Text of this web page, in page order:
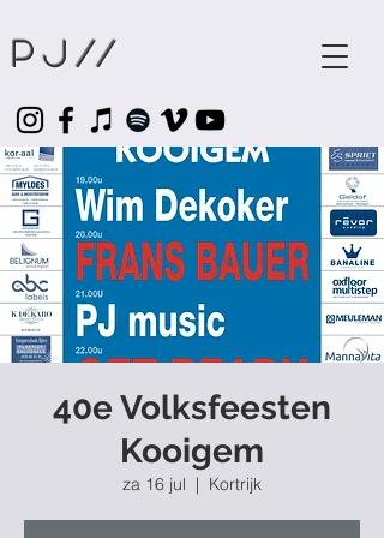
Pj //
40e Volksfeesten
Kooigem
za 16 jul
  |
Kortrijk